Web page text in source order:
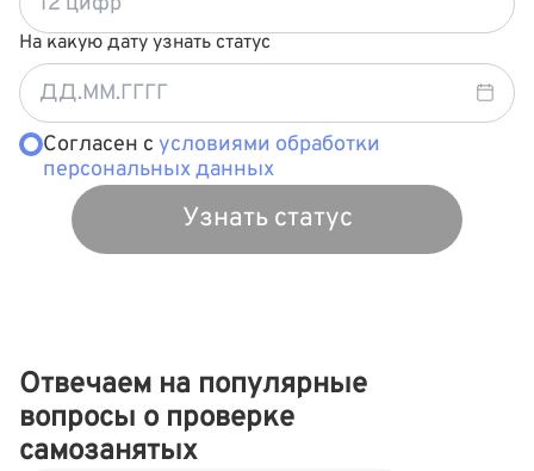
На какую дату узнать статус
Согласен с условиями обработки
персональных данных
Узнать статус
Отвечаем на популярные
вопросы о проверке
самозанятых